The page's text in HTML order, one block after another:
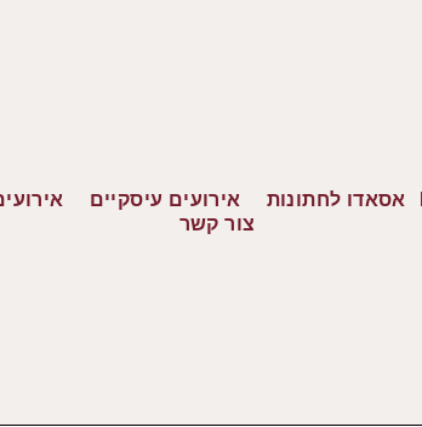
אסאדו לחתונות אירועים עיסקיים
צור קשר